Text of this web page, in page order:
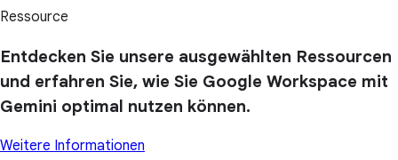
Ressource
Entdecken Sie unsere ausgewählten Ressourcen
und erfahren Sie, wie Sie Google Workspace mit
Gemini optimal nutzen können.
Weitere Informationen